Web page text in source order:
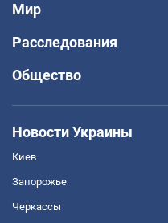
Мир
Расследования
Общество
Новости Украины
Киев
Запорожье
Черкассы